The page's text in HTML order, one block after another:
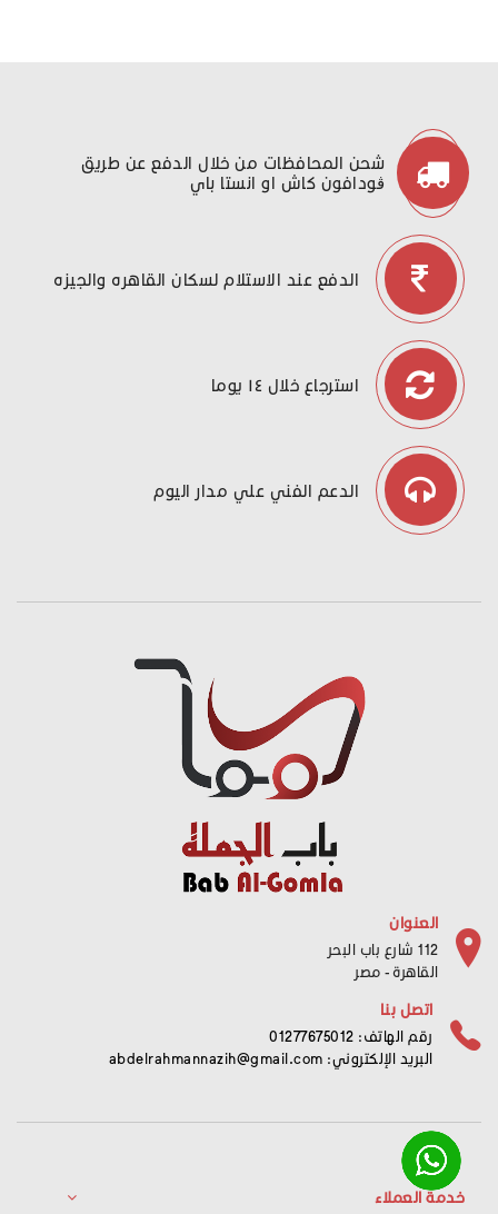
شحن المحافظات من خلال الدفع عن طريق
ڤودافون كاش او انستا باي
الدفع عند الاستلام لسكان القاهره والجيزه
استرجاع خلال ١٤ يوما
الدعم الفني علي مدار اليوم
العنوان
112 شارع باب البحر
القاهرة - مصر
اتصل بنا
رقم الهاتف: 01277675012
البريد الإلكتروني: abdelrahmannazih@gmail.com
خدمة العملاء